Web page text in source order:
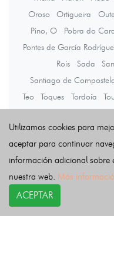
Oroso
Ortigueira
Pino, O
Pobra do
Pontes de García
Rois
Sada
Santiago de
Teo
Toques Tordoia
Utilizamos cookies para
aceptar para continuar
información adicional sobre
nuestra web. Más
ACEPTAR